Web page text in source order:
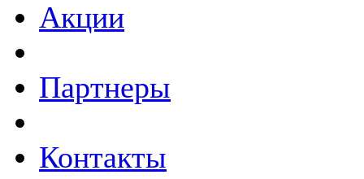
Акции
Партнеры
Контакты